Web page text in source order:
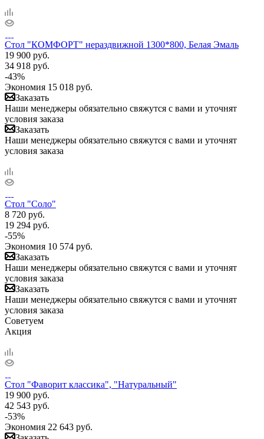
Стол "КОМФОРТ" нераздвижной 1300*800, Белая Эмаль
19 900 руб.
34 918 руб.
-43%
Экономия 15 018 руб.
Заказать
Наши менеджеры обязательно свяжутся с вами и уточнят
условия заказа
Заказать
Наши менеджеры обязательно свяжутся с вами и уточнят
условия заказа
Стол "Соло"
8 720 руб.
19 294 руб.
-55%
Экономия 10 574 руб.
Заказать
Наши менеджеры обязательно свяжутся с вами и уточнят
условия заказа
Заказать
Наши менеджеры обязательно свяжутся с вами и уточнят
условия заказа
Советуем
Акция
Стол "Фаворит классика", "Натуральный"
19 900 руб.
42 543 руб.
-53%
Экономия 22 643 руб.